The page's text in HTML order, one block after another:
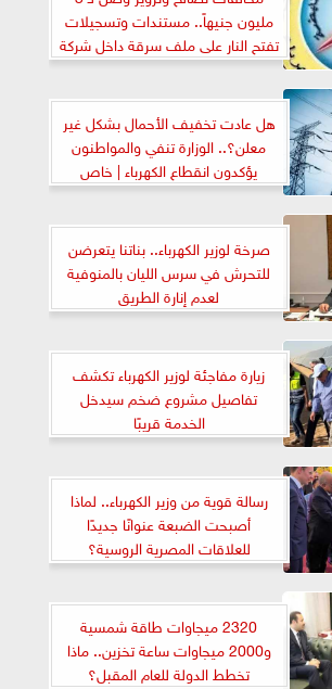
مليون جنيهاً.. مستندات وتسجيلات
تفتح النار على ملف سرقة داخل شركة
القناة للكهرباء | انفراد
هل عادت تخفيف الأحمال بشكل غير
معلن؟.. الوزارة تنفي والمواطنون
يؤكدون انقطاع الكهرباء | خاص
صرخة لوزير الكهرباء.. بناتنا يتعرضن
للتحرش في سرس الليان بالمنوفية
لعدم إنارة الطريق
زيارة مفاجئة لوزير الكهرباء تكشف
تفاصيل مشروع ضخم سيدخل
الخدمة قريبًا
رسالة قوية من وزير الكهرباء.. لماذا
أصبحت الضبعة عنوانًا جديدًا
للعلاقات المصرية الروسية؟
2320 ميجاوات طاقة شمسية
و2000 ميجاوات ساعة تخزين.. ماذا
تخطط الدولة للعام المقبل؟